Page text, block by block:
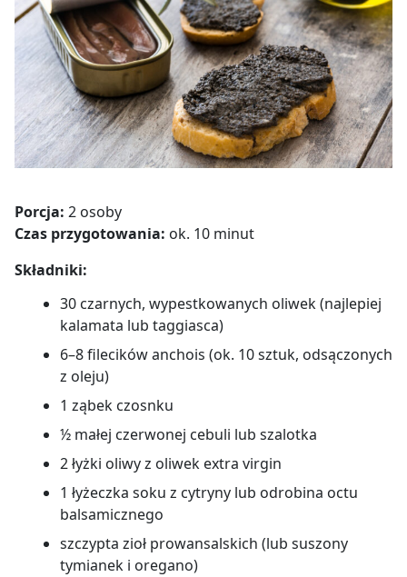
Porcja: 2 osoby
Czas przygotowania: ok. 10 minut
Składniki:
30 czarnych, wypestkowanych oliwek (najlepiej
kalamata lub taggiasca)
6–8 filecików anchois (ok. 10 sztuk, odsączonych
z oleju)
1 ząbek czosnku
½ małej czerwonej cebuli lub szalotka
2 łyżki oliwy z oliwek extra virgin
1 łyżeczka soku z cytryny lub odrobina octu
balsamicznego
szczypta zioł prowansalskich (lub suszony
tymianek i oregano)